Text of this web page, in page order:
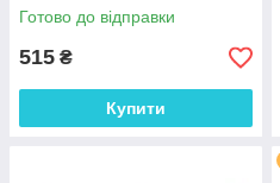
Готово до відправки
515 ₴
Купити